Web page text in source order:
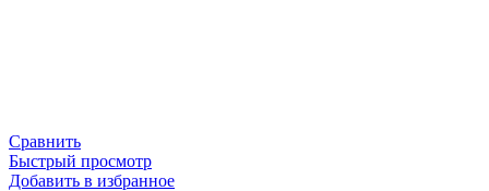
Сравнить
Быстрый просмотр
Добавить в избранное